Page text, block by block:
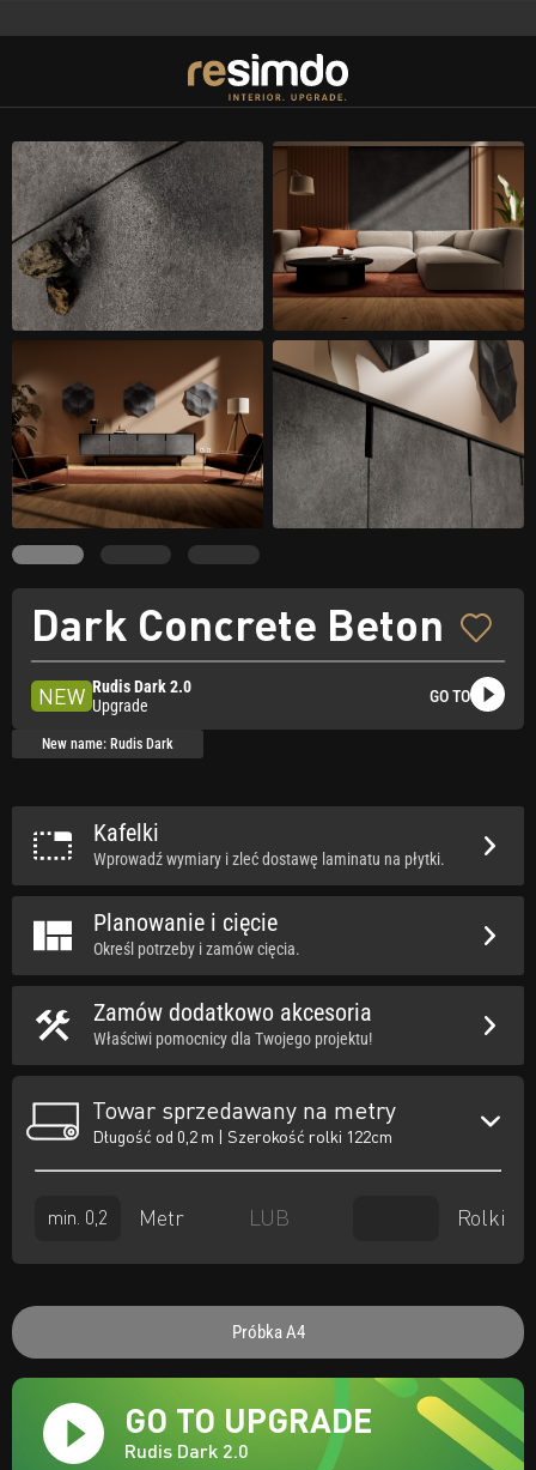
Dark Concrete Beton
NEW Rudis Dark 2.0
Upgrade
GO TO
New name: Rudis Dark
Kafelki
Wprowadź wymiary i zleć dostawę laminatu na płytki.
Planowanie i cięcie
Określ potrzeby i zamów cięcia.
Zamów dodatkowo akcesoria
Właściwi pomocnicy dla Twojego projektu!
Towar sprzedawany na metry
Długość od 0,2 m | Szerokość rolki 122cm
Metr LUB Rolki
Próbka A4
GO TO UPGRADE
Rudis Dark 2.0